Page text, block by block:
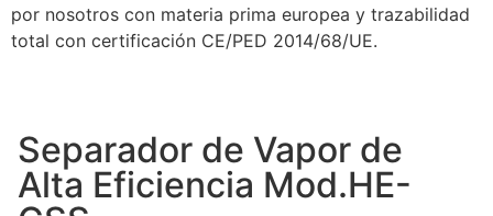
por nosotros con materia prima europea y trazabilidad
total con certificación CE/PED 2014/68/UE.
Separador de Vapor de
Alta Eficiencia Mod.HE-